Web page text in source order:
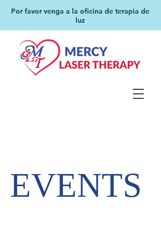
Por favor venga a la oficina de terapia de
luz
EVENTS